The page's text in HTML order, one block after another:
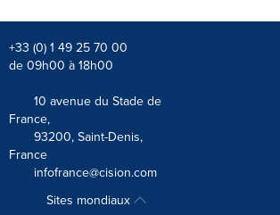
+33 (0) 1 49 25 70 00
de 09h00 à 18h00
10 avenue du Stade de
France,
93200, Saint-Denis,
France
infofrance@cision.com
Sites mondiaux